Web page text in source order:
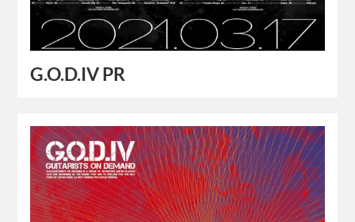
G.O.D.IV PR